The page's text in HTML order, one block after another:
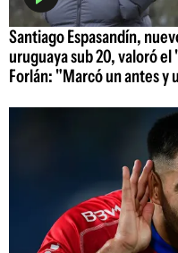
Santiago Espasandín,
uruguaya sub 20, valoró
Forlán: "Marcó un antes y